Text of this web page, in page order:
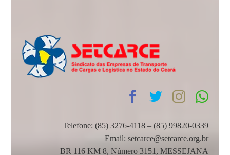
Telefone: (85) 3276-4118 – (85) 99820-0339
Email: setcarce@setcarce.org.br
BR 116 KM 8, Número 3151, MESSEJANA